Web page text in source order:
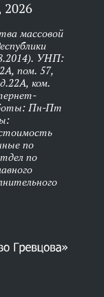
2026
массовой
УНП:
пом. 57,
ком.
Пн-Пт
по
по